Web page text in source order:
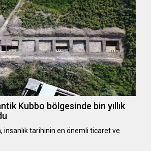
Kubbo bölgesinde bin yıllık
insanlık tarihinin en önemli ticaret ve